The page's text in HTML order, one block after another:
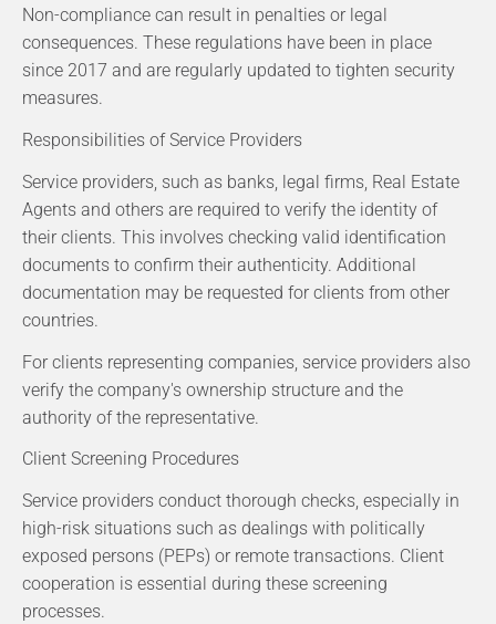
Non-compliance can result in penalties or legal
consequences. These regulations have been in place
since 2017 and are regularly updated to tighten security
measures.
Responsibilities of Service Providers
Service providers, such as banks, legal firms, Real Estate
Agents and others are required to verify the identity of
their clients. This involves checking valid identification
documents to confirm their authenticity. Additional
documentation may be requested for clients from other
countries.
For clients representing companies, service providers also
verify the company's ownership structure and the
authority of the representative.
Client Screening Procedures
Service providers conduct thorough checks, especially in
high-risk situations such as dealings with politically
exposed persons (PEPs) or remote transactions. Client
cooperation is essential during these screening
processes.